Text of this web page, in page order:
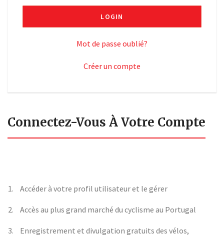
LOGIN
Mot de passe oublié?
Créer un compte
Connectez-Vous À Votre Compte
Accéder à votre profil utilisateur et le gérer
Accès au plus grand marché du cyclisme au Portugal
Enregistrement et divulgation gratuits des vélos,